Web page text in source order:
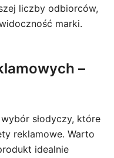
liczby odbiorców,
marki.
–
słodyczy, które
reklamowe. Warto
idealnie